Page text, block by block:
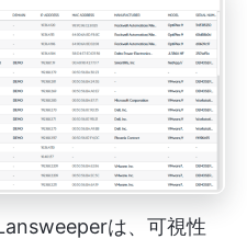
は、可視性